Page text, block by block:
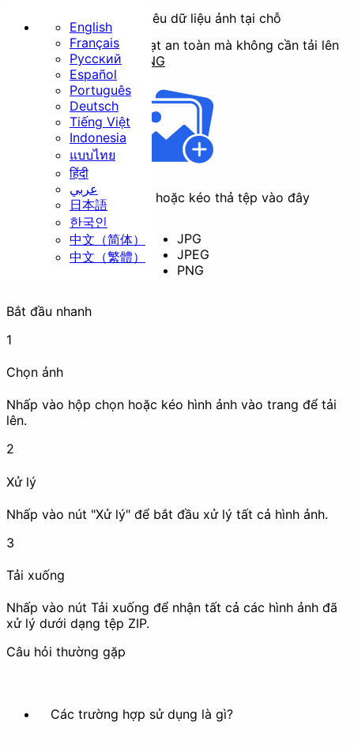
Trang chủ
Thay đổi kích thước Cắt ảnh
Che mờ
Nâng cao chất lượng
Nén ảnh
Xóa EXIF & Siêu dữ liệu ảnh tại chỗ
Xóa siêu dữ liệu hàng loạt an toàn mà không cần tải lên
máy chủ.Hỗ trợJPG PNG
Nhấp để chọn tệp hoặc kéo thả tệp vào đây
JPG
JPEG
PNG
Bắt đầu nhanh
1
Chọn ảnh
Nhấp vào hộp chọn hoặc kéo hình ảnh vào trang để tải
lên.
2
Xử lý
Nhấp vào nút "Xử lý" để bắt đầu xử lý tất cả hình ảnh.
3
Tải xuống
Nhấp vào nút Tải xuống để nhận tất cả các hình ảnh đã
xử lý dưới dạng tệp ZIP.
Câu hỏi thường gặp
Các trường hợp sử dụng là gì?
English
Français
Русский
Español
Português
Deutsch
Tiếng Việt
Indonesia
แบบไทย
हिंदी
عربي
日本語
한국인
中文（简体）
中文（繁體）